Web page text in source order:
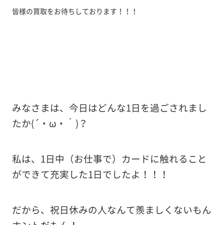
皆様の買取をお待ちしております！！！
みなさまは、今日はどんな1日を過ごされまし
たか(´・ω・｀)？
私は、1日中（お仕事で）カードに触れること
ができて充実した1日でしたよ！！！
だから、祝日休みの人なんて羨ましくないもん